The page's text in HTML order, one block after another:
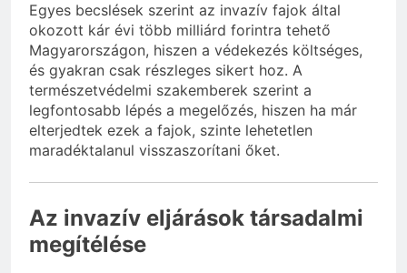
Egyes becslések szerint az invazív fajok által
okozott kár évi több milliárd forintra tehető
Magyarországon, hiszen a védekezés költséges,
és gyakran csak részleges sikert hoz. A
természetvédelmi szakemberek szerint a
legfontosabb lépés a megelőzés, hiszen ha már
elterjedtek ezek a fajok, szinte lehetetlen
maradéktalanul visszaszorítani őket.
Az invazív eljárások társadalmi
megítélése